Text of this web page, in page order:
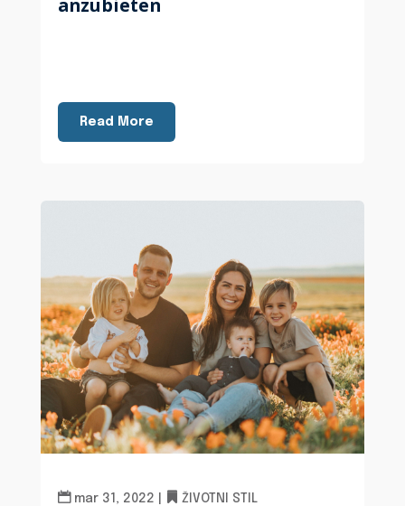
Read More
mar 31, 2022 ŽIVOTNI STIL